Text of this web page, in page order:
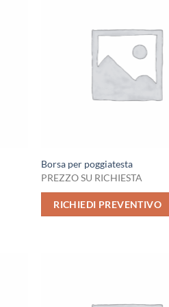
Borsa per poggiatesta
PREZZO SU RICHIESTA
RICHIEDI PREVENTIVO